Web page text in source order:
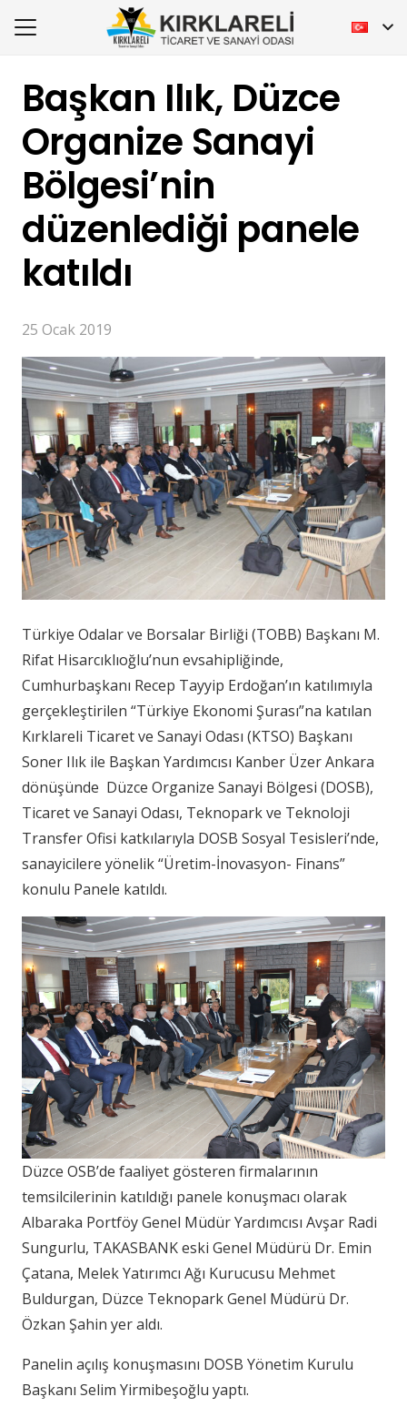
Başkan Ilık, Düzce
Organize Sanayi
Bölgesi’nin
düzenlediği panele
katıldı
25 Ocak 2019
Türkiye Odalar ve Borsalar Birliği (TOBB) Başkanı M.
Rifat Hisarcıklıoğlu’nun evsahipliğinde,
Cumhurbaşkanı Recep Tayyip Erdoğan’ın katılımıyla
gerçekleştirilen “Türkiye Ekonomi Şurası”na katılan
Kırklareli Ticaret ve Sanayi Odası (KTSO) Başkanı
Soner Ilık ile Başkan Yardımcısı Kanber Üzer Ankara
dönüşünde Düzce Organize Sanayi Bölgesi (DOSB),
Ticaret ve Sanayi Odası, Teknopark ve Teknoloji
Transfer Ofisi katkılarıyla DOSB Sosyal Tesisleri’nde,
sanayicilere yönelik “Üretim-İnovasyon- Finans”
konulu Panele katıldı.
Düzce OSB’de faaliyet gösteren firmalarının
temsilcilerinin katıldığı panele konuşmacı olarak
Albaraka Portföy Genel Müdür Yardımcısı Avşar Radi
Sungurlu, TAKASBANK eski Genel Müdürü Dr. Emin
Çatana, Melek Yatırımcı Ağı Kurucusu Mehmet
Buldurgan, Düzce Teknopark Genel Müdürü Dr.
Özkan Şahin yer aldı.
Panelin açılış konuşmasını DOSB Yönetim Kurulu
Başkanı Selim Yirmibeşoğlu yaptı.